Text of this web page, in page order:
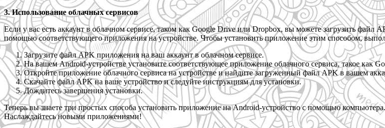
3. Использование облачных сервисов
Если у вас есть аккаунт в облачном сервисе, таком как Google Drive или Dropbox, вы можете загрузить файл
помощью соответствующего приложения на устройстве. Чтобы установить приложение этим способом,
Загрузите файл APK приложения на ваш аккаунт в облачном сервисе.
На вашем Android-устройстве установите соответствующее приложение облачного сервиса, такое как
Откройте приложение облачного сервиса на устройстве и найдите загруженный файл APK в вашем
Скачайте файл APK на ваше устройство и следуйте инструкциям для установки.
Дождитесь завершения установки.
Теперь вы знаете три простых способа установить приложение на Android-устройство с помощью
Наслаждайтесь новыми приложениями!